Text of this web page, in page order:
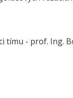
tímu - prof. Ing.